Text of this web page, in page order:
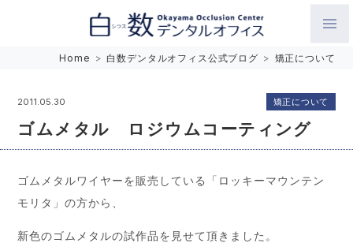
Home > 白数デンタルオフィス公式ブログ > 矯正について
2011.05.30
ゴムメタル ロジウムコーティング
矯正について
ゴムメタルワイヤーを販売している「ロッキーマウンテン
モリタ」の方から、
新色のゴムメタルの試作品を見せて頂きました。